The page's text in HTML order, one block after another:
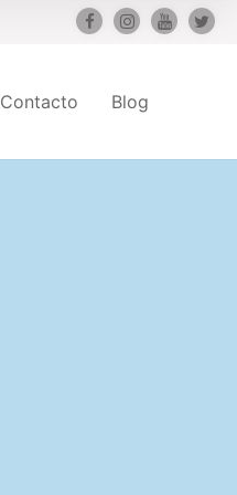
Contacto Blog